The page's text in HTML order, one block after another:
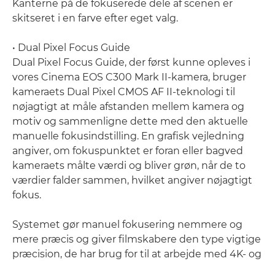
Kanterne på de fokuserede dele af scenen er
skitseret i en farve efter eget valg.
• Dual Pixel Focus Guide
Dual Pixel Focus Guide, der først kunne opleves i
vores Cinema EOS C300 Mark II-kamera, bruger
kameraets Dual Pixel CMOS AF II-teknologi til
nøjagtigt at måle afstanden mellem kamera og
motiv og sammenligne dette med den aktuelle
manuelle fokusindstilling. En grafisk vejledning
angiver, om fokuspunktet er foran eller bagved
kameraets målte værdi og bliver grøn, når de to
værdier falder sammen, hvilket angiver nøjagtigt
fokus.
Systemet gør manuel fokusering nemmere og
mere præcis og giver filmskabere den type vigtige
præcision, de har brug for til at arbejde med 4K- og